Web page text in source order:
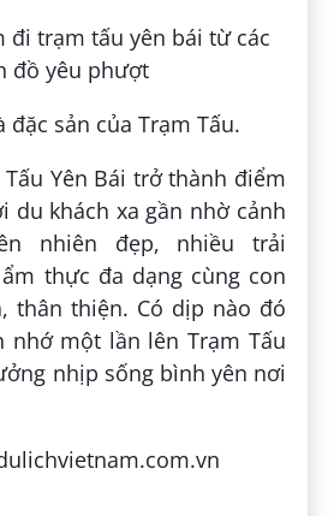
đặc sản của Trạm Tấu.
Yên Bái trở thành điểm
du khách xa gần nhờ cảnh
nhiên đẹp, nhiều trải
thực đa dạng cùng con
thân thiện. Có dịp nào đó
nhớ một lần lên Trạm Tấu
nhịp sống bình yên nơi